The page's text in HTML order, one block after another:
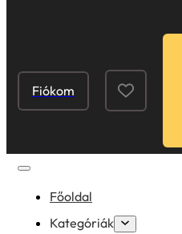
Fiókom
Főoldal
Kategóriák